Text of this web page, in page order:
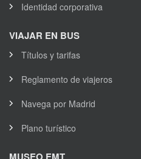
Identidad corporativa
VIAJAR EN BUS
Títulos y tarifas
Reglamento de viajeros
Navega por Madrid
Plano turístico